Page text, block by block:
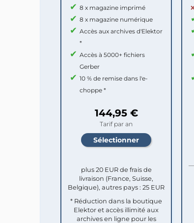
8 x magazine imprimé
8 x magazine numérique
Accès aux archives d'Elektor
*
Accès à 5000+ fichiers
Gerber
10 % de remise dans l'e-
choppe *
144,95 €
Tarif par an
plus 20 EUR de frais de
livraison (France, Suisse,
Belgique), autres pays : 25 EUR
* Réduction dans la boutique
Elektor et accès illimité aux
archives en ligne pour les